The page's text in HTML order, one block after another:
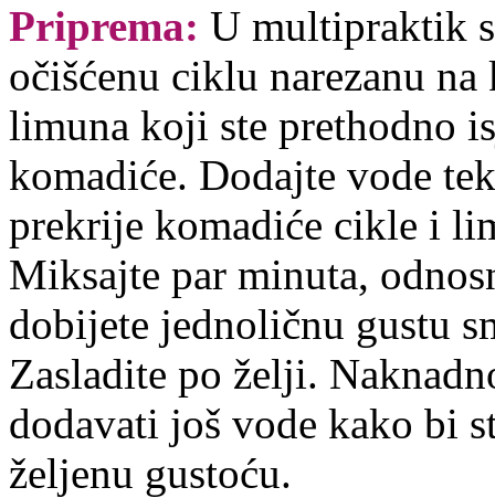
Priprema: U multipraktik
očišćenu ciklu narezanu
limuna koji ste prethodno
komadiće. Dodajte vode
prekrije komadiće cikle i
Miksajte par minuta,
dobijete jednoličnu gustu
Zasladite po želji.
dodavati još vode kako bi
željenu gustoću.